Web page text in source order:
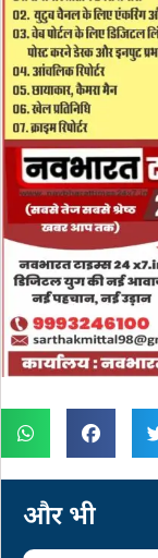
और भी